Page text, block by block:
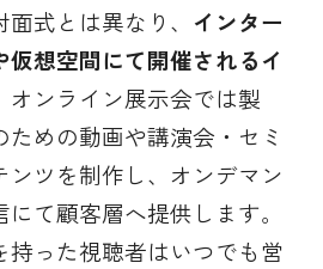
式とは異なり、 インター
想空間にて開催されるイ
オンライン展示会では製
めの動画や講演会・セミ
ンツを制作し、オンデマン
て顧客層へ提供します。
持った視聴者はいつでも営